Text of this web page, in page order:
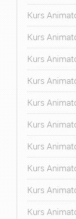
Kurs
Kurs
Kurs
Kurs
Kurs
Kurs
Kurs
Kurs
Kurs
Kurs